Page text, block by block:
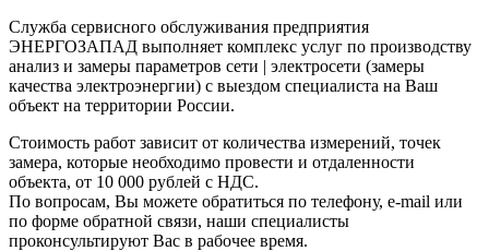
Служба сервисного обслуживания предприятия
ЭНЕРГОЗАПАД выполняет комплекс услуг по производству
анализ и замеры параметров сети | электросети (замеры
качества электроэнергии) с выездом специалиста на Ваш
объект на территории России.
Стоимость работ зависит от количества измерений, точек
замера, которые необходимо провести и отдаленности
объекта, от 10 000 рублей с НДС.
По вопросам, Вы можете обратиться по телефону, e-mail или
по форме обратной связи, наши специалисты
проконсультируют Вас в рабочее время.